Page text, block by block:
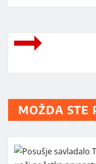
MOŽDA STE